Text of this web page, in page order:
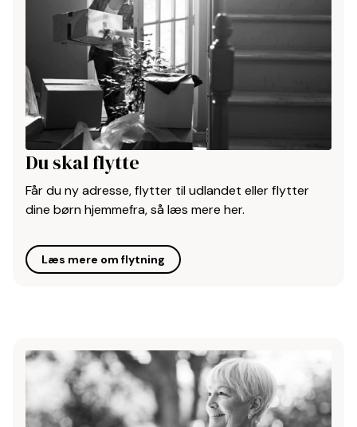
Du skal flytte
Får du ny adresse, flytter til udlandet eller flytter
dine børn hjemmefra, så læs mere her.
Læs mere om flytning